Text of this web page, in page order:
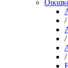
/
/
/